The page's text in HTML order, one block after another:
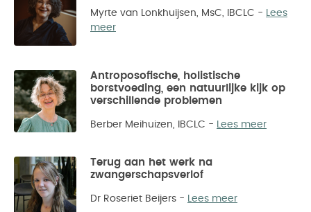
Myrte van Lonkhuijsen, MsC, IBCLC - Lees
meer
Antroposofische, holistische
borstvoeding, een natuurlijke kijk op
verschillende problemen
Berber Meihuizen, IBCLC - Lees meer
Terug aan het werk na
zwangerschapsverlof
Dr Roseriet Beijers - Lees meer